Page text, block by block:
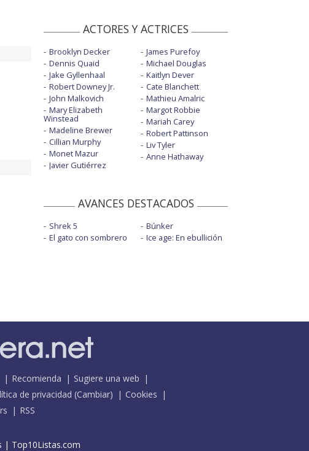
ACTORES Y ACTRICES
Brooklyn Decker
Dennis Quaid
Jake Gyllenhaal
Robert Downey Jr.
John Malkovich
Mary Elizabeth
Winstead
Madeline Brewer
Cillian Murphy
Monet Mazur
Javier Gutiérrez
James Purefoy
Michael Douglas
Kaitlyn Dever
Cate Blanchett
Mathieu Amalric
Margot Robbie
Mariah Carey
Robert Pattinson
Liv Tyler
Anne Hathaway
AVANCES DESTACADOS
Shrek 5
El gato con sombrero
Búnker
Ice age: En ebullición
Recomienda
Sugiere una web
de privacidad (Cambiar)
Cookies
RSS
| Top10Listas.com